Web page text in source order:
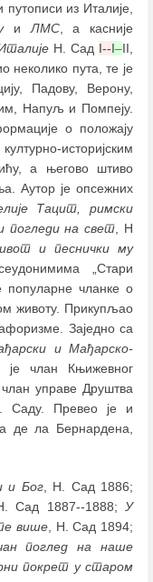
из Италије,
иЛМС, а касније
Н. Сад I--I–II,
неколико пута, те је
Падову, Верону,
Напуљ и Помпеју.
о положају
историјским
а његово штиво
Аутор је опсежних
Тацит, римски
погледи на свет, Н
и песнички му
„Стари
популарне чланке о
животу. Прикупљао
Заједно са
и Мађарско-
члан Књижевног
управе Друштва
Саду. Превео је и
де ла Бернардена,
и Бог, Н. Сад 1886;
Сад 1887--1888; У
више , Н. Сад 1894;
поглед на наше
покрет у старом